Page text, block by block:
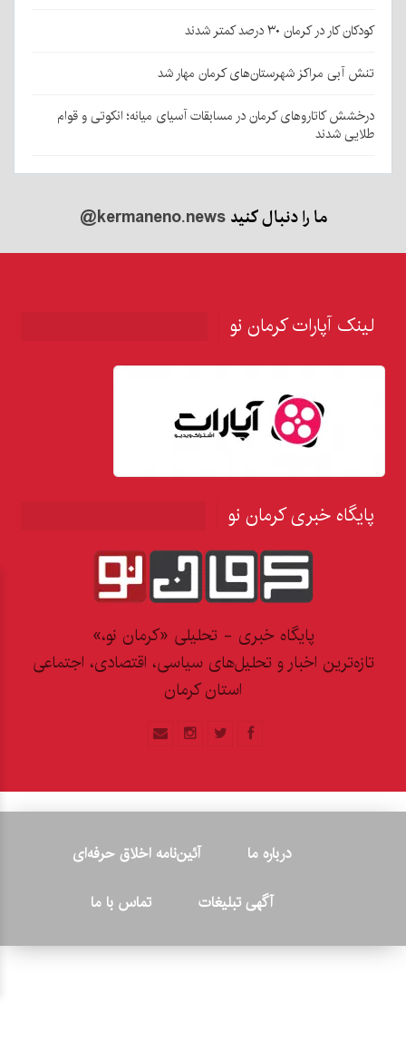
کودکان کار در کرمان ۳۰ درصد کمتر شدند
تنش آبی مراکز شهرستان‌های کرمان مهار شد
درخشش کاتاروهای کرمان در مسابقات آسیای میانه؛ انکوتی و قوام
طلایی شدند
ما را دنبال کنید@kermaneno.news
لینک آپارات کرمان نو
پایگاه خبری کرمان نو
پایگاه خبری - تحلیلی «کرمان نو،»
تازه‌ترین اخبار و تحلیل‌های سیاسی، اقتصادی، اجتماعی
استان کرمان
درباره ما
آئین‌نامه اخلاق حرفه‌ای
آگهی تبلیغات
تماس با ما